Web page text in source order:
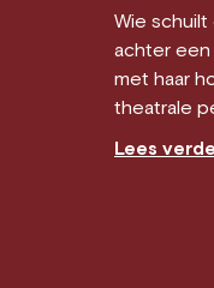
Wie
achter een
met haar
theatrale
Lees